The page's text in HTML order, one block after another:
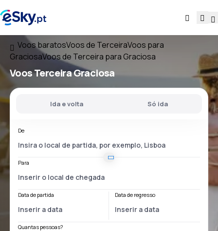
Voos baratosVoos de TerceiraVoos para
GraciosaVoos de Terceira para Graciosa
VoosTerceira Graciosa
Ida e volta Só ida
De
Para
Data de partida Data de regresso
Quantas pessoas?